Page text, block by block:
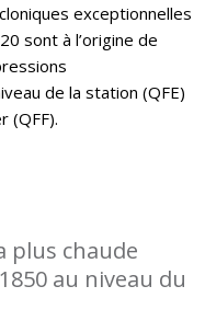
exceptionnelles
sont à l’origine de
de la station (QFE)
(QFF).
plus chaude
au niveau du